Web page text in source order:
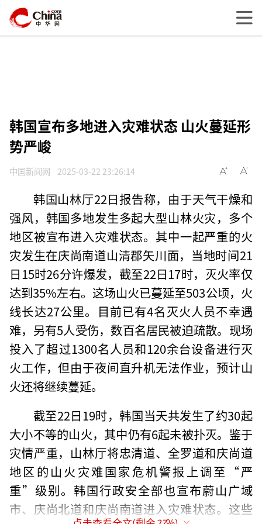
韩国宣布多地进入灾难状态 山火蔓延形
势严峻
中国新闻网 2025-03-22 23:26:14
韩国山林厅22日报告称，由于天气干燥和
强风，韩国多地发生多起大型山林火灾，多个
地区被宣布进入灾难状态。其中一起严重的火
灾发生在庆尚南道山清郡矢川面，当地时间21
日15时26分许爆发，截至22日17时，灭火率仅
达到35%左右。这场山火已蔓延至503公顷，火
线长达27公里。目前已有4名灭火人员不幸遇
难，另有5人受伤，数百名居民被迫疏散。现场
投入了超过1300名人员和120余台设备进行灭
火工作，但由于夜间直升机无法作业，预计山
火还将继续蔓延。
截至22日19时，韩国当天共发生了约30起
大小不等的山火，其中仍有6起未被扑灭。鉴于
灾情严重，山林厅将忠清道、全罗道和庆尚道
地区的山火灾难国家危机警报上调至“严
重”级别。韩国行政安全部也宣布蔚山广域
市、庆尚北道和庆尚南道进入灾难状态。这些